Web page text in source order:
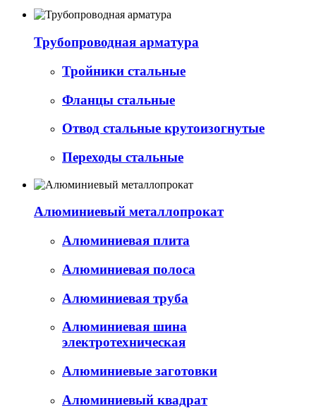
Трубопроводная арматура
Тройники стальные
Фланцы стальные
Отвод стальные крутоизогнутые
Переходы стальные
Алюминиевый металлопрокат
Алюминиевая плита
Алюминиевая полоса
Алюминиевая труба
Алюминиевая шина
электротехническая
Алюминиевые заготовки
Алюминиевый квадрат